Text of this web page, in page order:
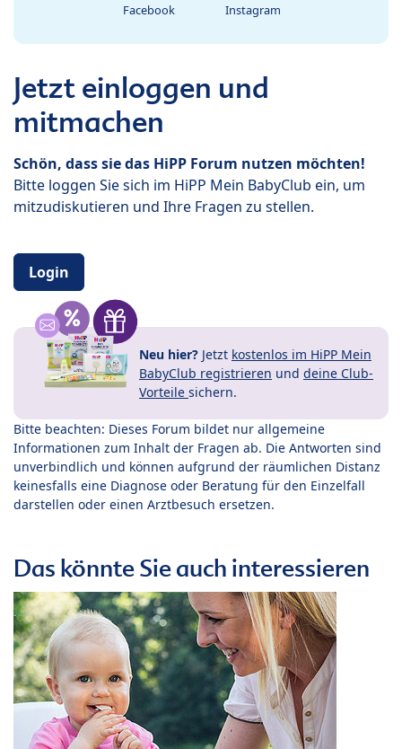
Facebook Instagram
Jetzt einloggen und
mitmachen
Schön, dass sie das HiPP Forum nutzen möchten!
Bitte loggen Sie sich im HiPP Mein BabyClub ein, um
mitzudiskutieren und Ihre Fragen zu stellen.
Login
Neu hier? Jetzt kostenlos im HiPP Mein
BabyClub registrieren und deine Club-
Vorteile sichern.
Bitte beachten: Dieses Forum bildet nur allgemeine
Informationen zum Inhalt der Fragen ab. Die Antworten sind
unverbindlich und können aufgrund der räumlichen Distanz
keinesfalls eine Diagnose oder Beratung für den Einzelfall
darstellen oder einen Arztbesuch ersetzen.
Das könnte Sie auch interessieren